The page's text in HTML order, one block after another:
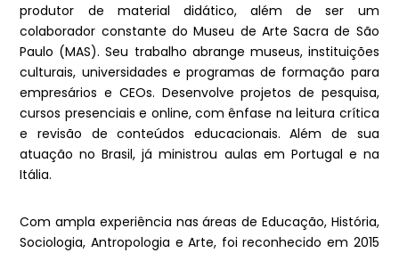
produtor de material didático, além de ser um
colaborador constante do Museu de Arte Sacra de São
Paulo (MAS). Seu trabalho abrange museus, instituições
culturais, universidades e programas de formação para
empresários e CEOs. Desenvolve projetos de pesquisa,
cursos presenciais e online, com ênfase na leitura crítica
e revisão de conteúdos educacionais. Além de sua
atuação no Brasil, já ministrou aulas em Portugal e na
Itália.
Com ampla experiência nas áreas de Educação, História,
Sociologia, Antropologia e Arte, foi reconhecido em 2015